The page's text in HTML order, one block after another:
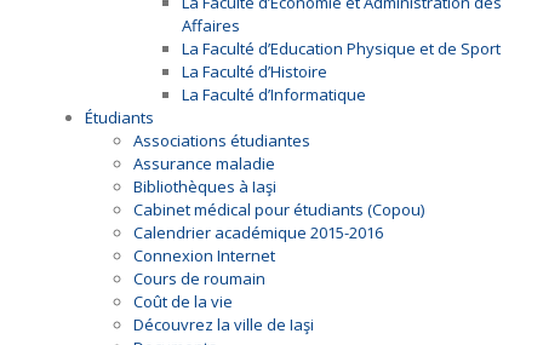
Affaires
La Faculté d’Education Physique et de Sport
La Faculté d’Histoire
La Faculté d’Informatique
Étudiants
Associations étudiantes
Assurance maladie
Bibliothèques à Iaşi
Cabinet médical pour étudiants (Copou)
Calendrier académique 2015-2016
Connexion Internet
Cours de roumain
Coût de la vie
Découvrez la ville de Iaşi